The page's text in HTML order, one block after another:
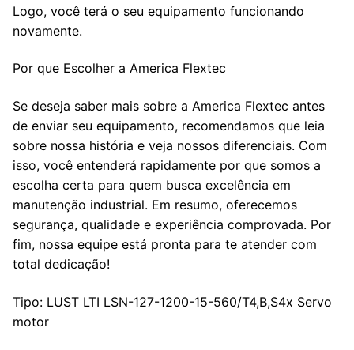
Logo, você terá o seu equipamento funcionando
novamente.
Por que Escolher a America Flextec
Se deseja saber mais sobre a America Flextec antes
de enviar seu equipamento, recomendamos que leia
sobre nossa história e veja nossos diferenciais. Com
isso, você entenderá rapidamente por que somos a
escolha certa para quem busca excelência em
manutenção industrial. Em resumo, oferecemos
segurança, qualidade e experiência comprovada. Por
fim, nossa equipe está pronta para te atender com
total dedicação!
Tipo: LUST LTI LSN-127-1200-15-560/T4,B,S4x Servo
motor